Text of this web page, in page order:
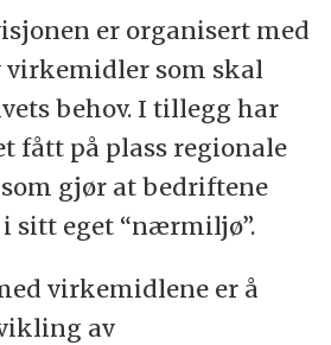
er organisert med
virkemidler som skal
behov. I tillegg har
fått på plass regionale
gjør at bedriftene
sitt eget “nærmiljø”.
virkemidlene er å
av